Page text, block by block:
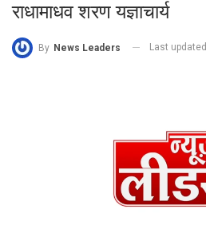
राधामाधव शरण यज्ञाचार्य
By News Leaders Last updated